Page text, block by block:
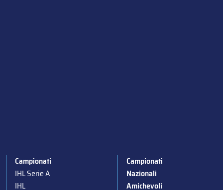
Campionati
IHL Serie A
IHL
Campionati
Nazionali
Amichevoli